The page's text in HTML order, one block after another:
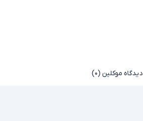
دیدگاه موکلین (۰)